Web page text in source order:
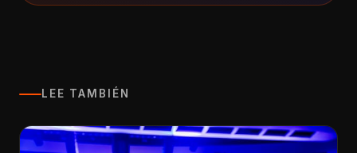
LEE TAMBIÉN